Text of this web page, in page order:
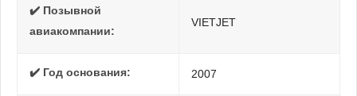
✔️ Позывной
авиакомпании:
VIETJET
✔️ Год основания: 2007